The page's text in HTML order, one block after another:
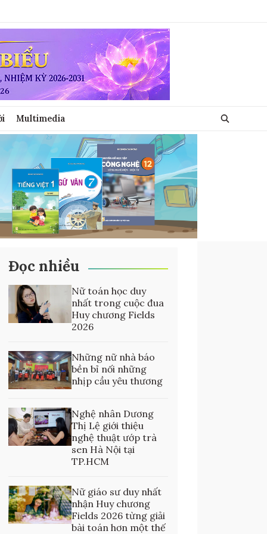
Multimedia
Đọc nhiều
Nữ toán học duy
nhất trong cuộc đua
Huy chương Fields
2026
Những nữ nhà báo
bền bỉ nối những
nhịp cầu yêu thương
Nghệ nhân Dương
Thị Lệ giới thiệu
nghệ thuật ướp trà
sen Hà Nội tại
TP.HCM
Nữ giáo sư duy nhất
nhận Huy chương
Fields 2026 từng giải
bài toán hơn một thế